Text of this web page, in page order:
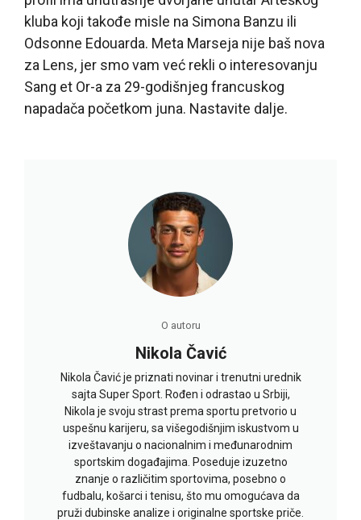
kluba koji takođe misle na Simona Banzu ili
Odsonne Edouarda. Meta Marseja nije baš nova
za Lens, jer smo vam već rekli o interesovanju
Sang et Or-a za 29-godišnjeg francuskog
napadača početkom juna. Nastavite dalje.
O autoru
Nikola Čavić
Nikola Čavić je priznati novinar i trenutni urednik
sajta Super Sport. Rođen i odrastao u Srbiji,
Nikola je svoju strast prema sportu pretvorio u
uspešnu karijeru, sa višegodišnjim iskustvom u
izveštavanju o nacionalnim i međunarodnim
sportskim događajima. Poseduje izuzetno
znanje o različitim sportovima, posebno o
fudbalu, košarci i tenisu, što mu omogućava da
pruži dubinske analize i originalne sportske priče.